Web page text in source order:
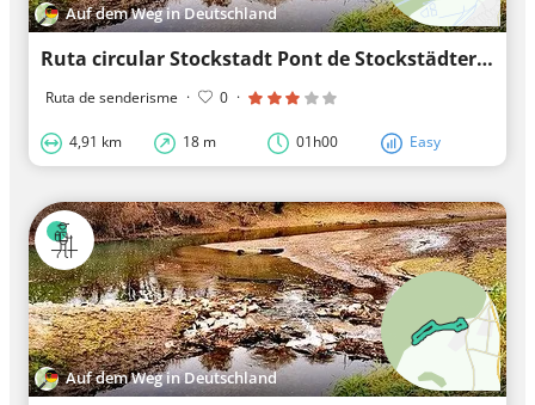
Auf dem Weg in Deutschland
Ruta circular Stockstadt Pont de Stockstädter 4: Camí de la cigonya blanca
Ruta de senderisme · 0 ·
4,91 km 18 m 01h00 Easy
Auf dem Weg in Deutschland